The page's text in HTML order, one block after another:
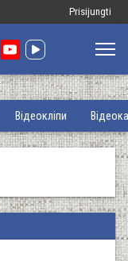
Меню
користувача
Prisijungti
Відеокліпи